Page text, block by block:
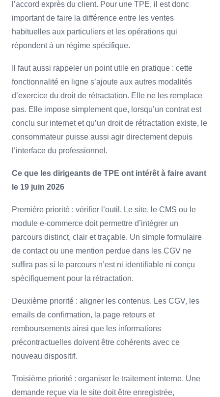
l’accord exprès du client. Pour une TPE, il est donc
important de faire la différence entre les ventes
habituelles aux particuliers et les opérations qui
répondent à un régime spécifique.
Il faut aussi rappeler un point utile en pratique : cette
fonctionnalité en ligne s’ajoute aux autres modalités
d’exercice du droit de rétractation. Elle ne les remplace
pas. Elle impose simplement que, lorsqu’un contrat est
conclu sur internet et qu’un droit de rétractation existe, le
consommateur puisse aussi agir directement depuis
l’interface du professionnel.
Ce que les dirigeants de TPE ont intérêt à faire avant
le 19 juin 2026
Première priorité : vérifier l’outil. Le site, le CMS ou le
module e-commerce doit permettre d’intégrer un
parcours distinct, clair et traçable. Un simple formulaire
de contact ou une mention perdue dans les CGV ne
suffira pas si le parcours n’est ni identifiable ni conçu
spécifiquement pour la rétractation.
Deuxième priorité : aligner les contenus. Les CGV, les
emails de confirmation, la page retours et
remboursements ainsi que les informations
précontractuelles doivent être cohérents avec ce
nouveau dispositif.
Troisième priorité : organiser le traitement interne. Une
demande reçue via le site doit être enregistrée,